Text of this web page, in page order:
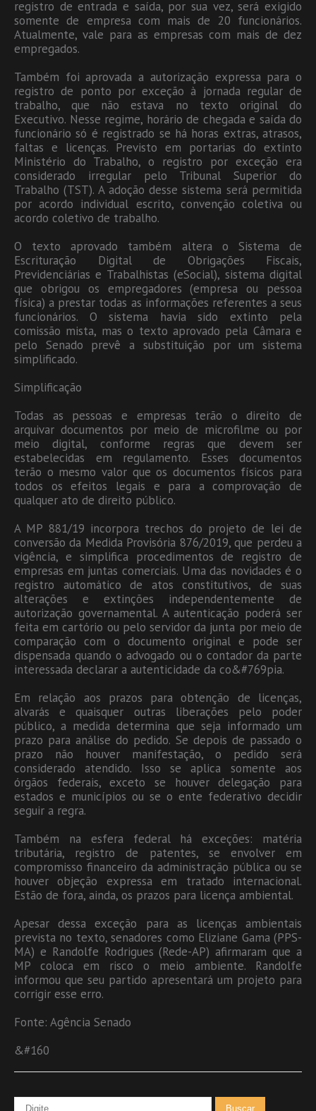
registro de entrada e saída, por sua vez, será exigido
somente de empresa com mais de 20 funcionários.
Atualmente, vale para as empresas com mais de dez
empregados.
Também foi aprovada a autorização expressa para o
registro de ponto por exceção à jornada regular de
trabalho, que não estava no texto original do
Executivo. Nesse regime, horário de chegada e saída do
funcionário só é registrado se há horas extras, atrasos,
faltas e licenças. Previsto em portarias do extinto
Ministério do Trabalho, o registro por exceção era
considerado irregular pelo Tribunal Superior do
Trabalho (TST). A adoção desse sistema será permitida
por acordo individual escrito, convenção coletiva ou
acordo coletivo de trabalho.
O texto aprovado também altera o Sistema de
Escrituração Digital de Obrigações Fiscais,
Previdenciárias e Trabalhistas (eSocial), sistema digital
que obrigou os empregadores (empresa ou pessoa
física) a prestar todas as informações referentes a seus
funcionários. O sistema havia sido extinto pela
comissão mista, mas o texto aprovado pela Câmara e
pelo Senado prevê a substituição por um sistema
simplificado.
Simplificação
Todas as pessoas e empresas terão o direito de
arquivar documentos por meio de microfilme ou por
meio digital, conforme regras que devem ser
estabelecidas em regulamento. Esses documentos
terão o mesmo valor que os documentos físicos para
todos os efeitos legais e para a comprovação de
qualquer ato de direito público.
A MP 881/19 incorpora trechos do projeto de lei de
conversão da Medida Provisória 876/2019, que perdeu a
vigência, e simplifica procedimentos de registro de
empresas em juntas comerciais. Uma das novidades é o
registro automático de atos constitutivos, de suas
alterações e extinções independentemente de
autorização governamental. A autenticação poderá ser
feita em cartório ou pelo servidor da junta por meio de
comparação com o documento original e pode ser
dispensada quando o advogado ou o contador da parte
interessada declarar a autenticidade da co&#769pia.
Em relação aos prazos para obtenção de licenças,
alvarás e quaisquer outras liberações pelo poder
público, a medida determina que seja informado um
prazo para análise do pedido. Se depois de passado o
prazo não houver manifestação, o pedido será
considerado atendido. Isso se aplica somente aos
órgãos federais, exceto se houver delegação para
estados e municípios ou se o ente federativo decidir
seguir a regra.
Também na esfera federal há exceções: matéria
tributária, registro de patentes, se envolver em
compromisso financeiro da administração pública ou se
houver objeção expressa em tratado internacional.
Estão de fora, ainda, os prazos para licença ambiental.
Apesar dessa exceção para as licenças ambientais
prevista no texto, senadores como Eliziane Gama (PPS-
MA) e Randolfe Rodrigues (Rede-AP) afirmaram que a
MP coloca em risco o meio ambiente. Randolfe
informou que seu partido apresentará um projeto para
corrigir esse erro.
Fonte: Agência Senado
&#160